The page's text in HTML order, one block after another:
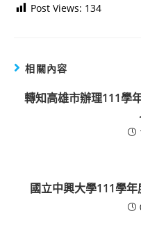
Post Views: 134
相關內容
轉知高雄市辦理111學
國立中興大學111學